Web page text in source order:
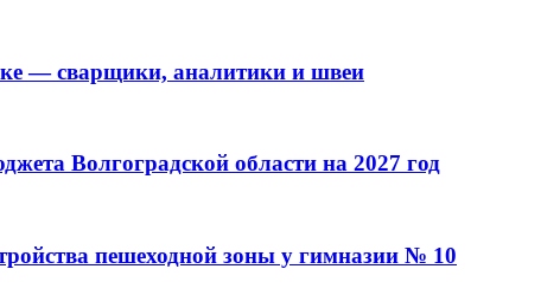
— сварщики, аналитики и швеи
Волгоградской области на 2027 год
пешеходной зоны у гимназии № 10